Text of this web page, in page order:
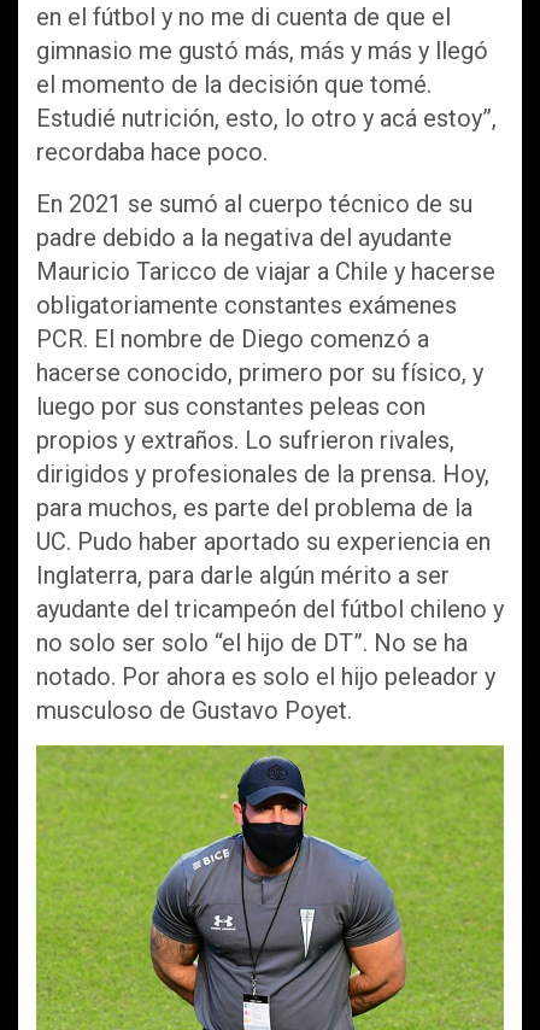
en el fútbol y no me di cuenta de que el
gimnasio me gustó más, más y más y llegó
el momento de la decisión que tomé.
Estudié nutrición, esto, lo otro y acá estoy”,
recordaba hace poco.
En 2021 se sumó al cuerpo técnico de su
padre debido a la negativa del ayudante
Mauricio Taricco de viajar a Chile y hacerse
obligatoriamente constantes exámenes
PCR. El nombre de Diego comenzó a
hacerse conocido, primero por su físico, y
luego por sus constantes peleas con
propios y extraños. Lo sufrieron rivales,
dirigidos y profesionales de la prensa. Hoy,
para muchos, es parte del problema de la
UC. Pudo haber aportado su experiencia en
Inglaterra, para darle algún mérito a ser
ayudante del tricampeón del fútbol chileno y
no solo ser solo “el hijo de DT”. No se ha
notado. Por ahora es solo el hijo peleador y
musculoso de Gustavo Poyet.